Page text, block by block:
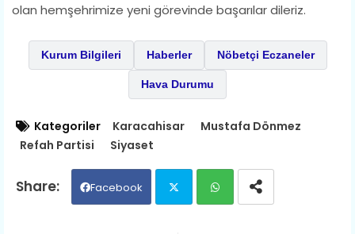
olan hemşehrimize yeni görevinde başarılar dileriz.
Kurum Bilgileri Haberler Nöbetçi Eczaneler
Hava Durumu
Kategoriler Karacahisar
Mustafa Dönmez
Refah Partisi
Siyaset
Facebook